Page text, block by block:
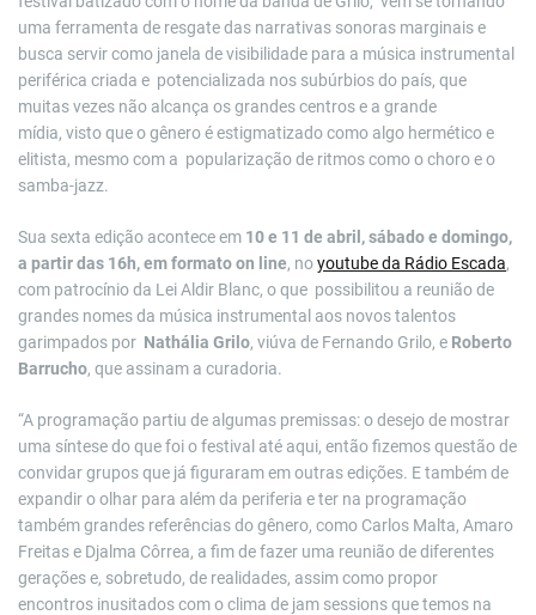
uma ferramenta de resgate das narrativas sonoras marginais e
busca servir como janela de visibilidade para a música instrumental
periférica criada e potencializada nos subúrbios do país, que
muitas vezes não alcança os grandes centros e a grande
mídia, visto que o gênero é estigmatizado como algo hermético e
elitista, mesmo com a popularização de ritmos como o choro e o
samba-jazz.
Sua sexta edição acontece em 10 e 11 de abril, sábado e domingo,
a partir das 16h, em formato on line, noyoutube da Rádio Escada,
com patrocínio da Lei Aldir Blanc, o que possibilitou a reunião de
grandes nomes da música instrumental aos novos talentos
garimpados por Nathália Grilo, viúva de Fernando Grilo, e Roberto
Barrucho, que assinam a curadoria.
“A programação partiu de algumas premissas: o desejo de mostrar
uma síntese do que foi o festival até aqui, então fizemos questão de
convidar grupos que já figuraram em outras edições. E também de
expandir o olhar para além da periferia e ter na programação
também grandes referências do gênero, como Carlos Malta, Amaro
Freitas e Djalma Côrrea, a fim de fazer uma reunião de diferentes
gerações e, sobretudo, de realidades, assim como propor
encontros inusitados com o clima de jam sessions que temos na